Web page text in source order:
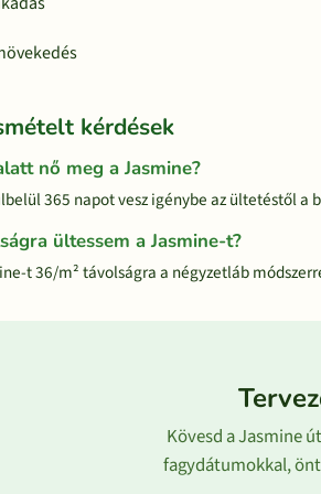
kérdések
nő meg a Jasmine?
365 napot vesz igénybe az ültetéstől a
ültessem a Jasmine-t?
t 36/m² távolságra a négyzetláb
Kövesd a Jasmine
fagydátumokkal,